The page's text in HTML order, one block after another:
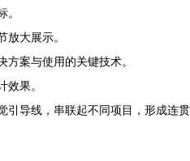
。
放大展示。
案与使用的关键技术。
效果。
引导线，串联起不同项目，形成连贯